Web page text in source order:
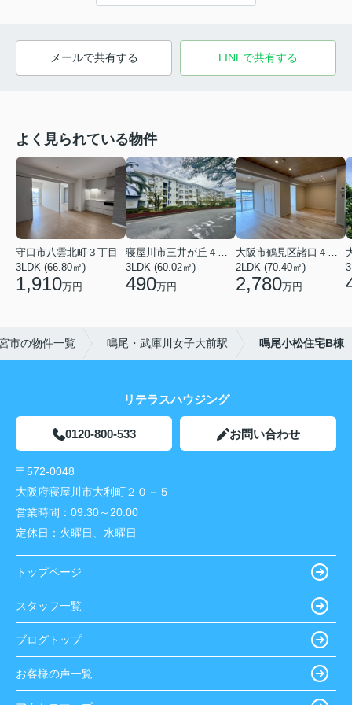
メールで共有する LINEで共有する
よく見られている物件
守口市八雲北町３丁目
3LDK (66.80㎡)
1,910万円
寝屋川市三井が丘４丁目
3LDK (60.02㎡)
490万円
大阪市鶴見区諸口４丁目
2LDK (70.40㎡)
2,780万円
市の物件一覧 鳴尾・武庫川女子大前駅 鳴尾小松住宅B棟
リテラスハウジング
0120-800-533 お問い合わせ
〒572-0048
大阪府寝屋川市大利町２０－５
営業時間： 09:30～20:00
定休日： 火曜日、水曜日
トップページ
スタッフ一覧
ブログトップ
お客様の声一覧